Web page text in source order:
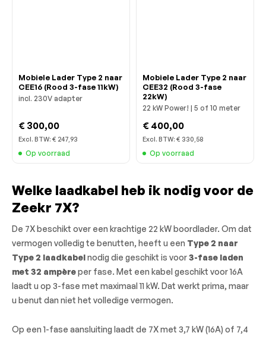
Mobiele Lader Type 2 naar
CEE16 (Rood 3-fase 11kW)
incl. 230V adapter
€ 300,00
Excl. BTW: € 247,93
Op voorraad
Mobiele Lader Type 2 naar
CEE32 (Rood 3-fase
22kW)
22 kW Power! | 5 of 10 meter
€ 400,00
Excl. BTW: € 330,58
Op voorraad
Welke laadkabel heb ik nodig voor de
Zeekr 7X?
De 7X beschikt over een krachtige 22 kW boordlader. Om dat
vermogen volledig te benutten, heeft u een Type 2 naar
Type 2 laadkabelnodig die geschikt is voor3-fase laden
met 32 ampèreper fase. Met een kabel geschikt voor 16A
laadt u op 3-fase met maximaal 11 kW. Dat werkt prima, maar
u benut dan niet het volledige vermogen.
Op een 1-fase aansluiting laadt de 7X met 3,7 kW (16A) of 7,4